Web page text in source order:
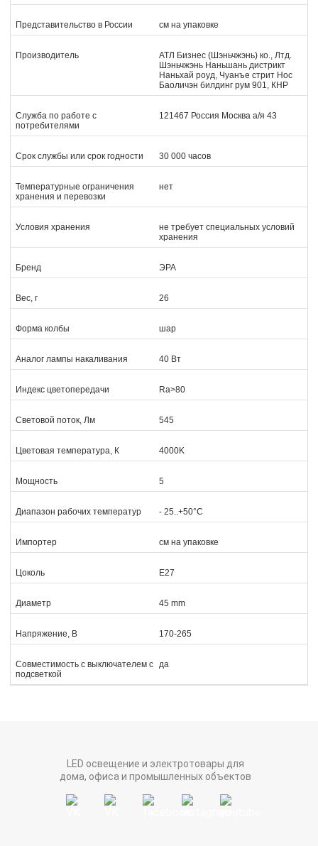
Представительство в России см на упаковке
Производитель
АТЛ Бизнес (Шэньчжэнь) ко., Лтд.
Шэньчжэнь Наньшань дистрикт
Наньхай роуд, Чуанъе стрит Нос
Баоличэн билдинг рум 901, КНР
Служба по работе с
потребителями
121467 Россия Москва а/я 43
Срок службы или срок годности 30 000 часов
Температурные ограничения
хранения и перевозки
нет
Условия хранения
не требует специальных условий
хранения
Бренд ЭРА
Вес, г 26
Форма колбы шар
Аналог лампы накаливания 40 Вт
Индекс цветопередачи Ra>80
Световой поток, Лм 545
Цветовая температура, К 4000K
Мощность 5
Диапазон рабочих температур - 25..+50°C
Импортер см на упаковке
Цоколь Е27
Диаметр 45 mm
Напряжение, В 170-265
Совместимость с выключателем с
подсветкой
да
LED освещение и электротовары для
дома, офиса и промышленных объектов